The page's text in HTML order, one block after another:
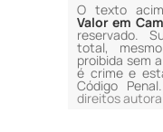
O texto
Valor em
reservado.
total,
proibida sem
é crime e
Código
direitos